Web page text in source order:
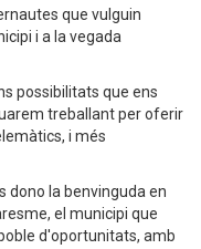
que vulguin
i a la vegada
possibilitats que ens
treballant per oferir
i més
dono la benvinguda en
el municipi que
d'oportunitats, amb